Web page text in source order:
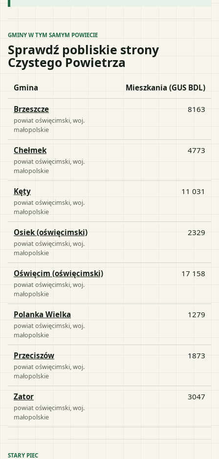
GMINY W TYM SAMYM POWIECIE
Sprawdź pobliskie strony
Czystego Powietrza
Gmina Mieszkania (GUS BDL)
Brzeszcze
powiatoświęcimski , woj.
małopolskie
8163
Chełmek
powiatoświęcimski , woj.
małopolskie
4773
Kęty
powiatoświęcimski , woj.
małopolskie
11 031
Osiek (oświęcimski)
powiatoświęcimski , woj.
małopolskie
2329
Oświęcim (oświęcimski)
powiatoświęcimski , woj.
małopolskie
17 158
Polanka Wielka
powiatoświęcimski , woj.
małopolskie
1279
Przeciszów
powiatoświęcimski , woj.
małopolskie
1873
Zator
powiatoświęcimski , woj.
małopolskie
3047
STARY PIEC